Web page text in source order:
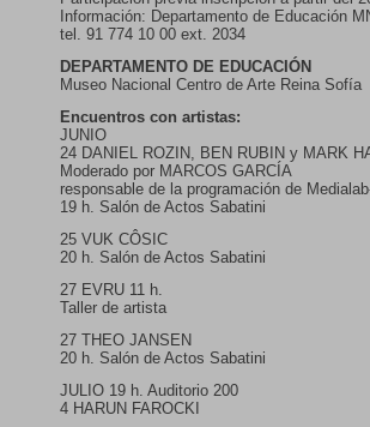
Información: Departamento de Educación
tel. 91 774 10 00 ext. 2034
DEPARTAMENTO DE EDUCACIÓN
Museo Nacional Centro de Arte Reina Sofía
Encuentros con artistas:
JUNIO
24 DANIEL ROZIN, BEN RUBIN y MARK
Moderado por MARCOS GARCÍA
responsable de la programación de
19 h. Salón de Actos Sabatini
25 VUK CÔSIC
20 h. Salón de Actos Sabatini
27 EVRU 11 h.
Taller de artista
27 THEO JANSEN
20 h. Salón de Actos Sabatini
JULIO 19 h. Auditorio 200
4 HARUN FAROCKI